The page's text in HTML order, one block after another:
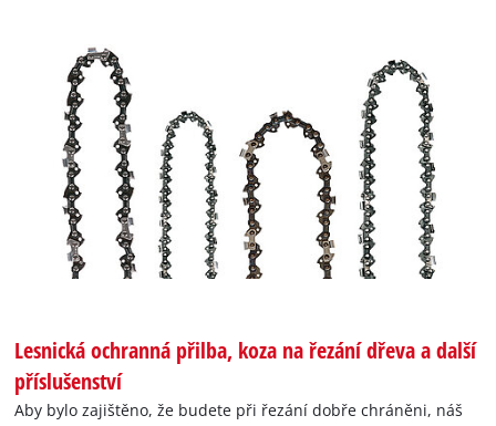
Lesnická ochranná přilba, koza na řezání dřeva a další
příslušenství
Aby bylo zajištěno, že budete při řezání dobře chráněni, náš